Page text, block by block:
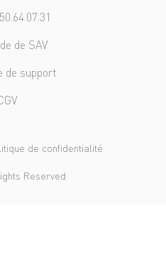
de SAV
de support
de confidentialité
Reserved